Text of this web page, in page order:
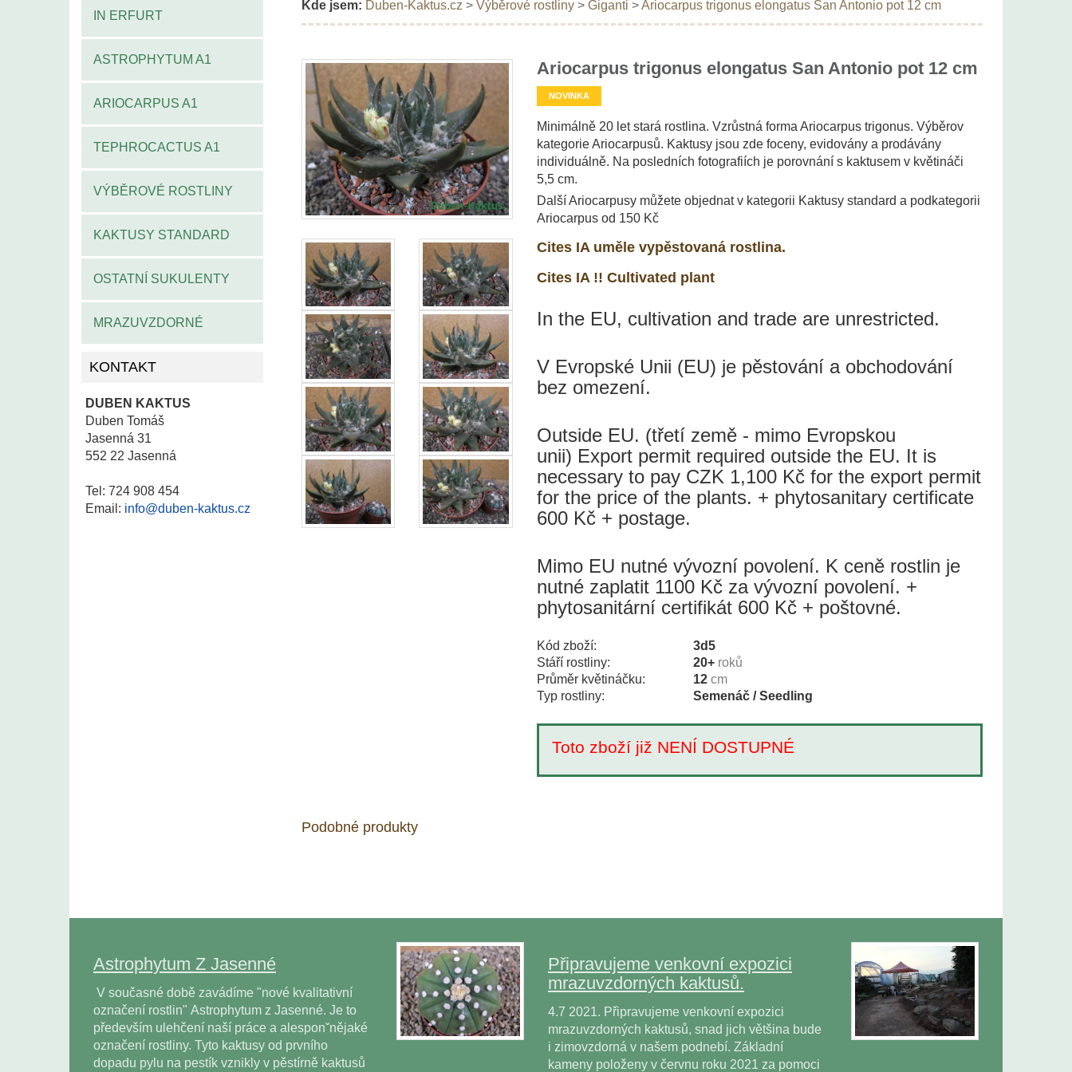
IN ERFURT
ASTROPHYTUM A1
ARIOCARPUS A1
TEPHROCACTUS A1
VÝBĚROVÉ ROSTLINY
KAKTUSY STANDARD
OSTATNÍ SUKULENTY
MRAZUVZDORNÉ
KONTAKT
DUBEN KAKTUS
Duben Tomáš
Jasenná 31
552 22 Jasenná
Tel: 724 908 454
Email: info@duben-kaktus.cz
Kde jsem: Duben-Kaktus.cz > Výběrové rostliny> Giganti >Ariocarpus trigonus elongatus San Antonio pot 12 cm
Ariocarpus trigonus elongatus San Antonio pot 12 cm
NOVINKA
Minimálně 20 let stará rostlina. Vzrůstná forma Ariocarpus trigonus. Výběrov
kategorie Ariocarpusů. Kaktusy jsou zde foceny, evidovány a prodávány
individuálně. Na posledních fotografiích je porovnání s kaktusem v květináči
5,5 cm.
Další Ariocarpusy můžete objednat v kategorii Kaktusy standard a podkategorii
Ariocarpus od 150 Kč
Cites IA uměle vypěstovaná rostlina.
Cites IA !! Cultivated plant
In the EU, cultivation and trade are unrestricted.
V Evropské Unii (EU) je pěstování a obchodování
bez omezení.
Outside EU. (třetí země - mimo Evropskou
unii) Export permit required outside the EU. It is
necessary to pay CZK 1,100 Kč for the export permit
for the price of the plants. + phytosanitary certificate
600 Kč + postage.
Mimo EU nutné vývozní povolení. K ceně rostlin je
nutné zaplatit 1100 Kč za vývozní povolení. +
phytosanitární certifikát 600 Kč + poštovné.
Kód zboží:
3d5
Stáří rostliny:
20+ roků
Průměr květináčku:
12 cm
Typ rostliny:
Semenáč / Seedling
Toto zboží již NENÍ DOSTUPNÉ
Podobné produkty
Astrophytum Z Jasenné
V současné době zavádíme "nové kvalitativní
označení rostlin" Astrophytum z Jasenné. Je to
především ulehčení naší práce a alesponˇnějaké
označení rostliny. Tyto kaktusy od prvního
dopadu pylu na pestík vznikly v pěstírně kaktusů
Připravujeme venkovní expozici
mrazuvzdorných kaktusů.
4.7 2021. Připravujeme venkovní expozici
mrazuvzdorných kaktusů, snad jich většina bude
i zimovzdorná v našem podnebí. Základní
kameny položeny v červnu roku 2021 za pomoci